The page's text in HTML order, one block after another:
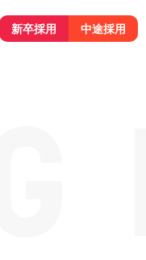
新卒採用 中途採用